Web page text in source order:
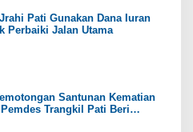
Pati Gunakan Dana Iuran
Perbaiki Jalan Utama
Santunan Kematian
Trangkil Pati Beri